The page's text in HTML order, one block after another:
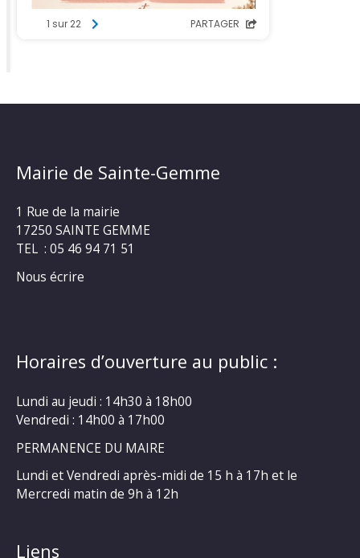
Mairie de Sainte-Gemme
1 Rue de la mairie
17250 SAINTE GEMME
TEL : 05 46 94 71 51
Nous écrire
Horaires d’ouverture au public :
Lundi au jeudi : 14h30 à 18h00
Vendredi : 14h00 à 17h00
PERMANENCE DU MAIRE
Lundi et Vendredi après-midi de 15 h à 17h et le
Mercredi matin de 9h à 12h
Liens